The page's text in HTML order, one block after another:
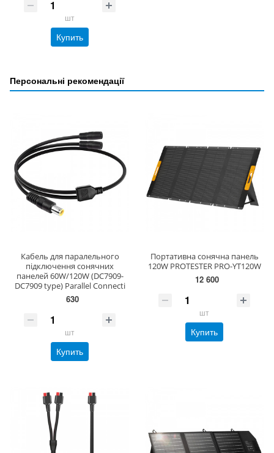
шт
Купить
Персональні рекомендації
Кабель для паралельного
підключення сонячних
панелей 60W/120W (DC7909-
DC7909 type) Parallel Connecti
630
шт
Купить
Портативна сонячна панель
120W PROTESTER PRO-YT120W
12 600
шт
Купить